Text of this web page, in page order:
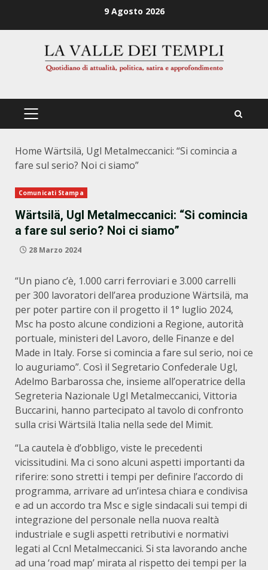
9 Agosto 2026
PRIMÄRES
Home Wärtsilä, Ugl Metalmeccanici: “Si comincia a
fare sul serio? Noi ci siamo”
Comunicati Stampa
Wärtsilä, Ugl Metalmeccanici: “Si comincia
a fare sul serio? Noi ci siamo”
28 Marzo 2024
“Un piano c’è, 1.000 carri ferroviari e 3.000 carrelli
per 300 lavoratori dell’area produzione Wärtsilä, ma
per poter partire con il progetto il 1° luglio 2024,
Msc ha posto alcune condizioni a Regione, autorità
portuale, ministeri del Lavoro, delle Finanze e del
Made in Italy. Forse si comincia a fare sul serio, noi ce
lo auguriamo”. Così il Segretario Confederale Ugl,
Adelmo Barbarossa che, insieme all’operatrice della
Segreteria Nazionale Ugl Metalmeccanici, Vittoria
Buccarini, hanno partecipato al tavolo di confronto
sulla crisi Wärtsilä Italia nella sede del Mimit.
“La cautela è d’obbligo, viste le precedenti
vicissitudini. Ma ci sono alcuni aspetti importanti da
riferire: sono stretti i tempi per definire l’accordo di
programma, arrivare ad un’intesa chiara e condivisa
e ad un accordo tra Msc e sigle sindacali sui tempi di
integrazione del personale nella nuova realtà
industriale e sugli aspetti retributivi e normativi
legati al Ccnl Metalmeccanici. Si sta lavorando anche
ad una ‘road map’ mirata al rispetto dei tempi per la